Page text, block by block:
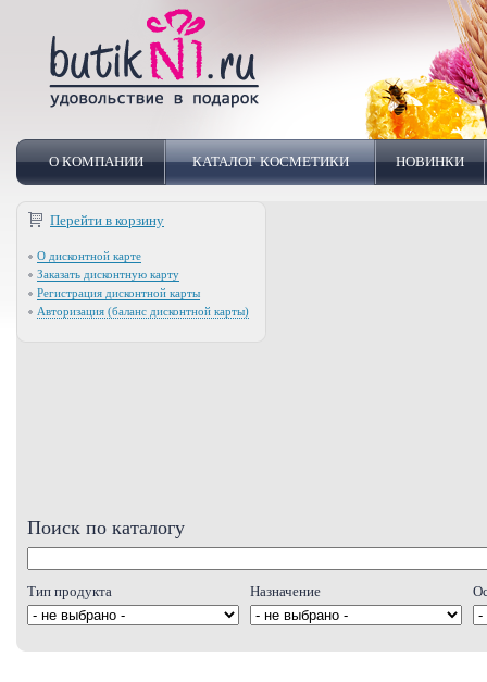
О КОМПАНИИ КАТАЛОГ КОСМЕТИКИ НОВИНКИ
Перейти в корзину
О дисконтной карте
Заказать дисконтную карту
Регистрация дисконтной карты
Авторизация (баланс дисконтной карты)
Поиск по каталогу
Тип продукта Назначение